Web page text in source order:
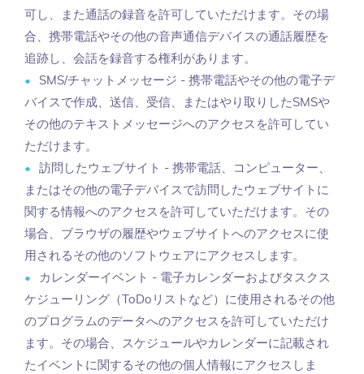
可し、また通話の録音を許可していただけます。その場
合、携帯電話やその他の音声通信デバイスの通話履歴を
追跡し、会話を録音する権利があります。
SMS/チャットメッセージ - 携帯電話やその他の電子デ
バイスで作成、送信、受信、またはやり取りしたSMSや
その他のテキストメッセージへのアクセスを許可してい
ただけます。
訪問したウェブサイト - 携帯電話、コンピューター、
またはその他の電子デバイスで訪問したウェブサイトに
関する情報へのアクセスを許可していただけます。その
場合、ブラウザの履歴やウェブサイトへのアクセスに使
用されるその他のソフトウェアにアクセスします。
カレンダーイベント - 電子カレンダーおよびタスクス
ケジューリング（ToDoリストなど）に使用されるその他
のプログラムのデータへのアクセスを許可していただけ
ます。その場合、スケジュールやカレンダーに記載され
たイベントに関するその他の個人情報にアクセスしま